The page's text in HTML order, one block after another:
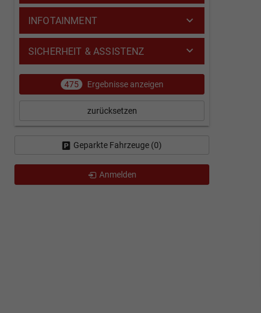
INFOTAINMENT
SICHERHEIT & ASSISTENZ
475 Ergebnisse anzeigen
zurücksetzen
Geparkte Fahrzeuge (0)
Anmelden